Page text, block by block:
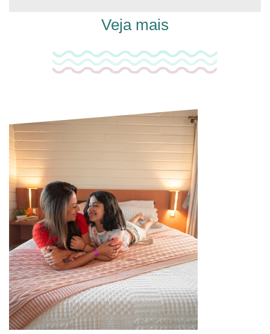
Veja mais